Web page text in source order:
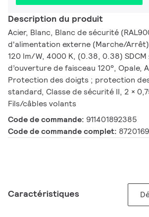
Description du produit
Acier, Blanc, Blanc de sécurité
d'alimentation externe (Marche/
120 lm/W, 4000 K, (0.38, 0.38) SDCM
d’ouverture de faisceau 120°, Opale,
Protection des doigts ; protection
standard, Classe de sécurité II, 2 ×
Fils/câbles volants
Code de commande: 911401892385
Code de commande complet:
Caractéristiques